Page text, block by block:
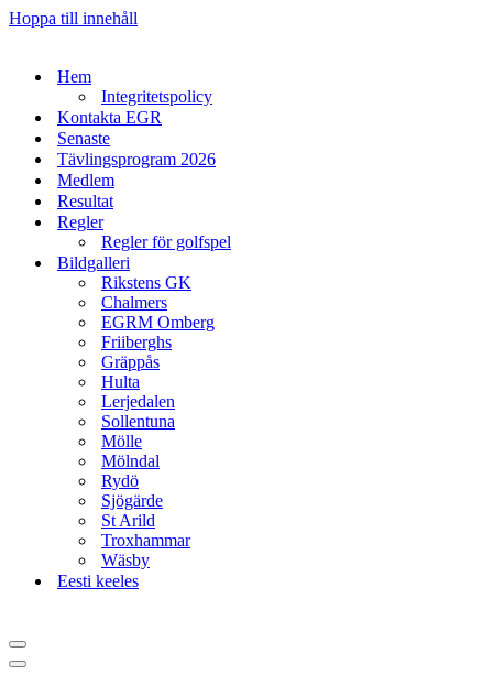
Hoppa till innehåll
Hem
Integritetspolicy
Kontakta EGR
Senaste
Tävlingsprogram 2026
Medlem
Resultat
Regler
Regler för golfspel
Bildgalleri
Rikstens GK
Chalmers
EGRM Omberg
Friiberghs
Gräppås
Hulta
Lerjedalen
Sollentuna
Mölle
Mölndal
Rydö
Sjögärde
St Arild
Troxhammar
Wäsby
Eesti keeles
Navigeringsmeny
Navigeringsmeny